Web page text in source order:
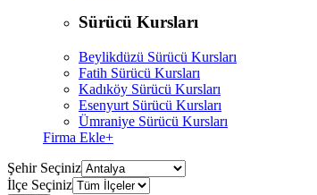
Sürücü Kursları
Beylikdüzü Sürücü Kursları
Fatih Sürücü Kursları
Kadıköy Sürücü Kursları
Esenyurt Sürücü Kursları
Ümraniye Sürücü Kursları
Firma Ekle+
Şehir Seçiniz
İlçe Seçiniz